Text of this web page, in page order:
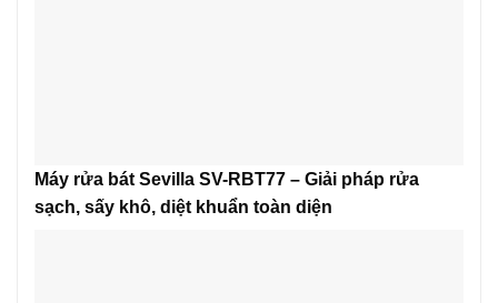
Máy rửa bát Sevilla SV-RBT77 – Giải pháp rửa
sạch, sấy khô, diệt khuẩn toàn diện